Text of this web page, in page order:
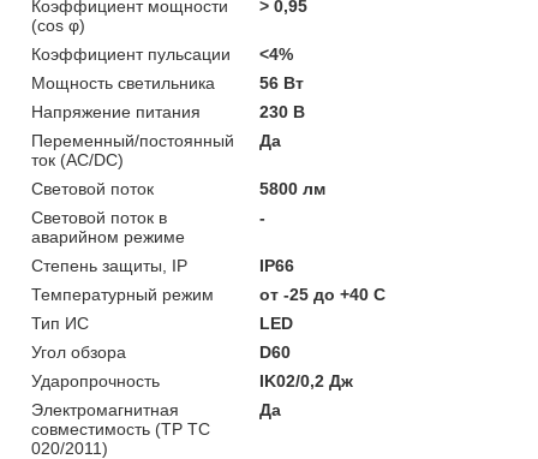
Коэффициент мощности
(cos φ)
> 0,95
Коэффициент пульсации
<4%
Мощность светильника
56 Вт
Напряжение питания
230 В
Переменный/постоянный
ток (AC/DC)
Да
Световой поток
5800 лм
Световой поток в
аварийном режиме
-
Степень защиты, IP
IP66
Температурный режим
от -25 до +40 C
Тип ИС
LED
Угол обзора
D60
Ударопрочность
IK02/0,2 Дж
Электромагнитная
совместимость (ТР ТС
020/2011)
Да